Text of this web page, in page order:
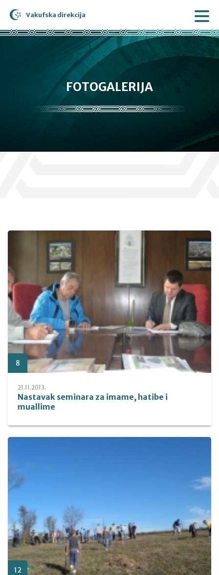
Vakufska direkcija
FOTOGALERIJA
8
21.11.2013.
Nastavak seminara za imame, hatibe i
muallime
12